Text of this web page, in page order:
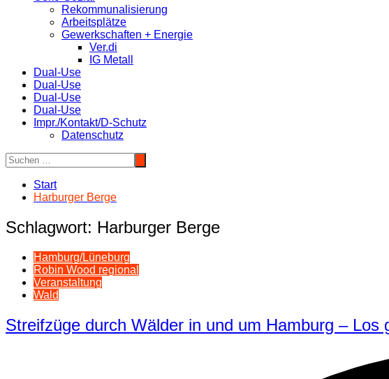
Rekommunalisierung
Arbeitsplätze
Gewerkschaften + Energie
Ver.di
IG Metall
Dual-Use
Dual-Use
Dual-Use
Dual-Use
Impr./Kontakt/D-Schutz
Datenschutz
Start
Harburger Berge
Schlagwort: Harburger Berge
Hamburg/Lüneburg
Robin Wood regional
Veranstaltung
Wald
Streifzüge durch Wälder in und um Hamburg – Los